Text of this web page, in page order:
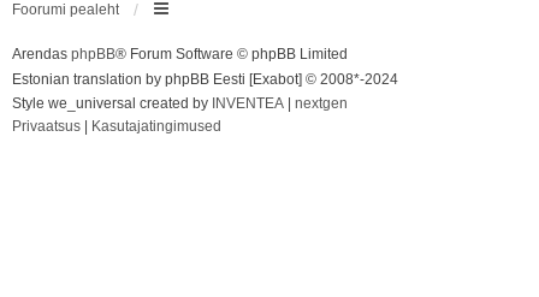
Foorumi pealeht
Arendas phpBB® Forum Software © phpBB Limited
Estonian translation by phpBB Eesti [Exabot] © 2008*-2024
Style we_universal created by INVENTEA
nextgen
Privaatsus
Kasutajatingimused